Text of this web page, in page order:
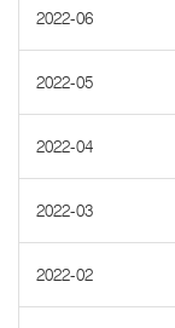
2022-06
2022-05
2022-04
2022-03
2022-02